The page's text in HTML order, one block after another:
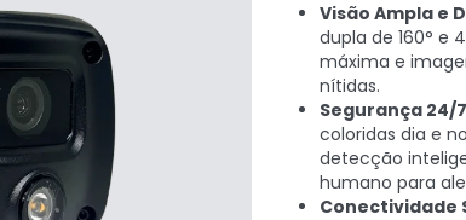
Visão Ampla e
dupla de 160° e
máxima e
nítidas.
Segurança 24/
coloridas dia e
detecção
humano para
Conectividade